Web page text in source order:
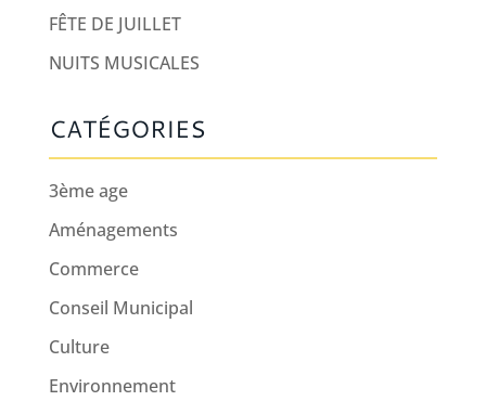
FÊTE DE JUILLET
NUITS MUSICALES
CATÉGORIES
3ème age
Aménagements
Commerce
Conseil Municipal
Culture
Environnement